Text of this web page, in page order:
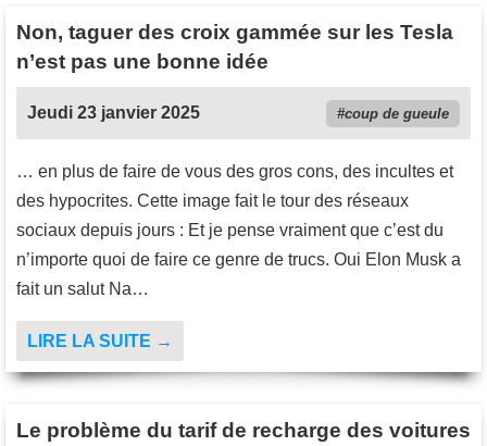
Non, taguer des croix gammée sur les Tesla
n’est pas une bonne idée
Jeudi 23 janvier 2025 coup de gueule
… en plus de faire de vous des gros cons, des incultes et
des hypocrites. Cette image fait le tour des réseaux
sociaux depuis jours : Et je pense vraiment que c’est du
n’importe quoi de faire ce genre de trucs. Oui Elon Musk a
fait un salut Na…
LIRE LA SUITE →
Le problème du tarif de recharge des voitures